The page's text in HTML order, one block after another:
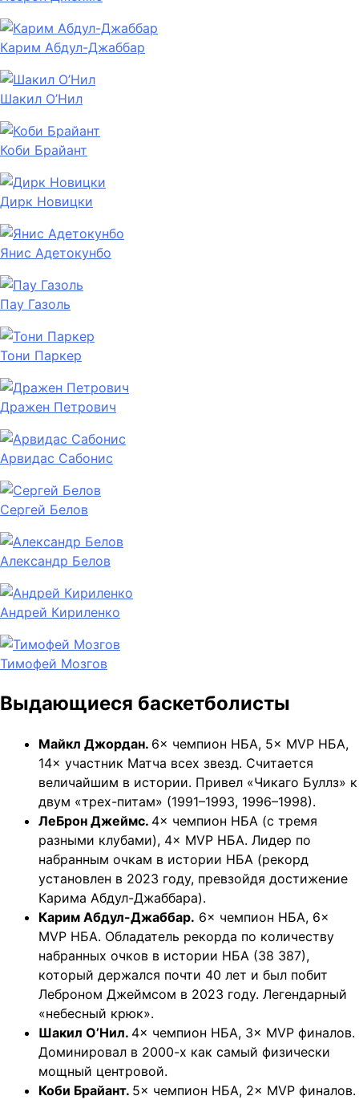
Карим Абдул-Джаббар
Шакил О’Нил
Коби Брайант
Дирк Новицки
Янис Адетокунбо
Пау Газоль
Тони Паркер
Дражен Петрович
Арвидас Сабонис
Сергей Белов
Александр Белов
Андрей Кириленко
Тимофей Мозгов
Выдающиеся баскетболисты
Майкл Джордан. 6× чемпион НБА, 5× MVP НБА,
14× участник Матча всех звезд. Считается
величайшим в истории. Привел «Чикаго Буллз» к
двум «трех-питам» (1991–1993, 1996–1998).
ЛеБрон Джеймс. 4× чемпион НБА (с тремя
разными клубами), 4× MVP НБА. Лидер по
набранным очкам в истории НБА (рекорд
установлен в 2023 году, превзойдя достижение
Карима Абдул-Джаббара).
Карим Абдул-Джаббар. 6× чемпион НБА, 6×
MVP НБА. Обладатель рекорда по количеству
набранных очков в истории НБА (38 387),
который держался почти 40 лет и был побит
Леброном Джеймсом в 2023 году. Легендарный
«небесный крюк».
Шакил О’Нил. 4× чемпион НБА, 3× MVP финалов.
Доминировал в 2000-х как самый физически
мощный центровой.
Коби Брайант. 5× чемпион НБА, 2× MVP финалов.